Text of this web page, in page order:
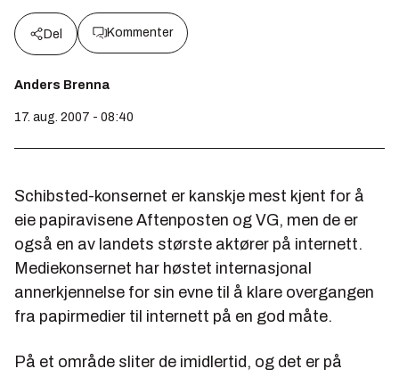
Del Kommenter
Anders Brenna
17. aug. 2007 - 08:40
Schibsted-konsernet er kanskje mest kjent for å
eie papiravisene Aftenposten og VG, men de er
også en av landets største aktører på internett.
Mediekonsernet har høstet internasjonal
annerkjennelse for sin evne til å klare overgangen
fra papirmedier til internett på en god måte.
På et område sliter de imidlertid, og det er på